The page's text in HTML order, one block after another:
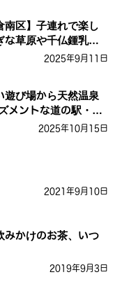
南区】子連れで楽し
な草原や千仏鍾乳洞
2025年9月11日
遊び場から天然温泉
メントな道の駅・お
2025年10月15日
2021年9月10日
みかけのお茶、いつ
2019年9月3日